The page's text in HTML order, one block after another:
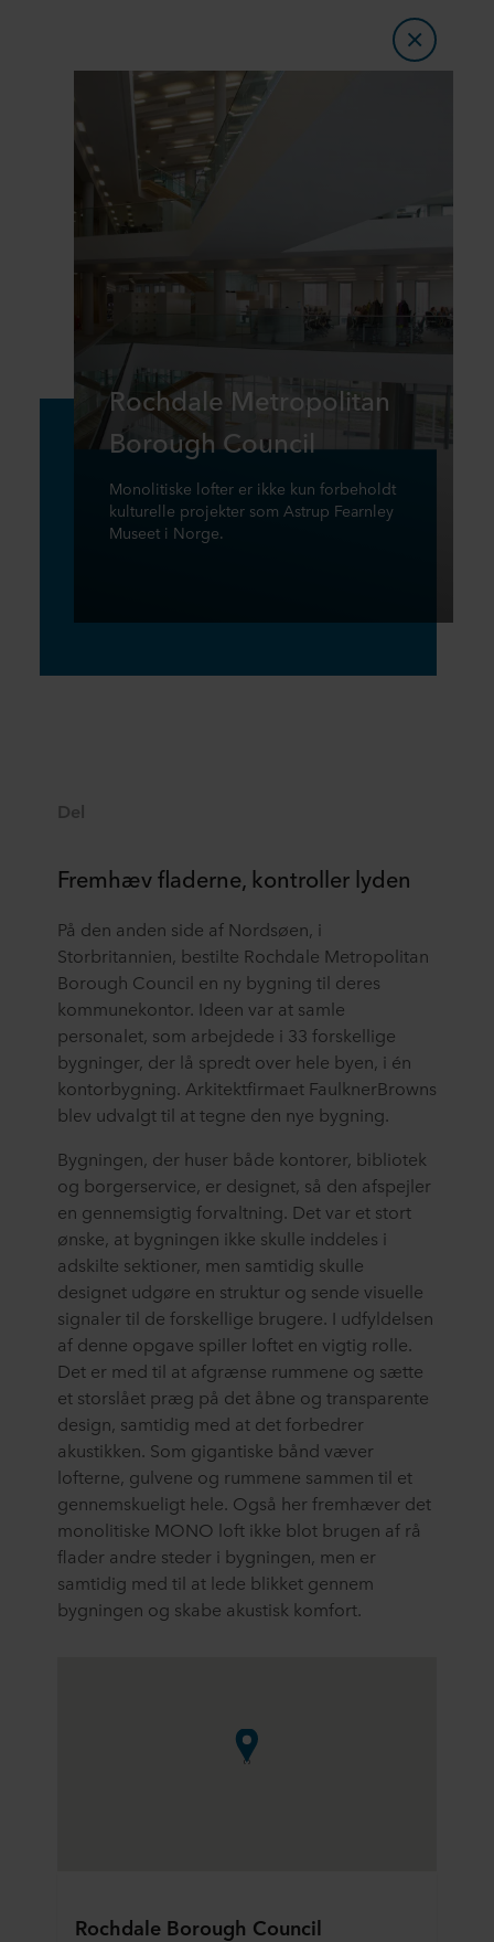
Rochdale Metropolitan
Borough Council
Monolitiske lofter er ikke kun forbeholdt
kulturelle projekter som Astrup Fearnley
Museet i Norge.
Del
Fremhæv fladerne, kontroller lyden
På den anden side af Nordsøen, i
Storbritannien, bestilte Rochdale Metropolitan
Borough Council en ny bygning til deres
kommunekontor. Ideen var at samle
personalet, som arbejdede i 33 forskellige
bygninger, der lå spredt over hele byen, i én
kontorbygning. Arkitektfirmaet FaulknerBrowns
blev udvalgt til at tegne den nye bygning.
Bygningen, der huser både kontorer, bibliotek
og borgerservice, er designet, så den afspejler
en gennemsigtig forvaltning. Det var et stort
ønske, at bygningen ikke skulle inddeles i
adskilte sektioner, men samtidig skulle
designet udgøre en struktur og sende visuelle
signaler til de forskellige brugere. I udfyldelsen
af denne opgave spiller loftet en vigtig rolle.
Det er med til at afgrænse rummene og sætte
et storslået præg på det åbne og transparente
design, samtidig med at det forbedrer
akustikken. Som gigantiske bånd væver
lofterne, gulvene og rummene sammen til et
gennemskueligt hele. Også her fremhæver det
monolitiske MONO loft ikke blot brugen af rå
flader andre steder i bygningen, men er
samtidig med til at lede blikket gennem
bygningen og skabe akustisk komfort.
Rochdale Borough Council